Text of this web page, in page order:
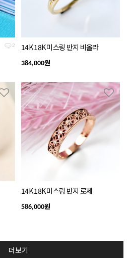
2 14K 18K 미스링 반지 비올라
384,000원
14K 18K 미스링 반지 로제
586,000원
더보기